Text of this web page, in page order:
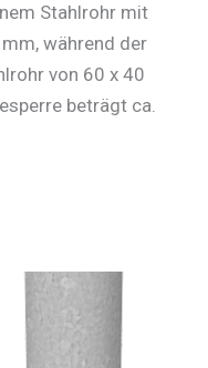
Stahlrohr mit
während der
von 60 x 40
beträgt ca.